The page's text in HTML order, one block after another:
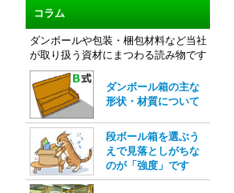
コラム
ダンボールや包装・梱包材料など当社
が取り扱う資材にまつわる読み物です
ダンボール箱の主な
形状・材質について
段ボール箱を選ぶう
えで見落としがちな
のが「強度」です